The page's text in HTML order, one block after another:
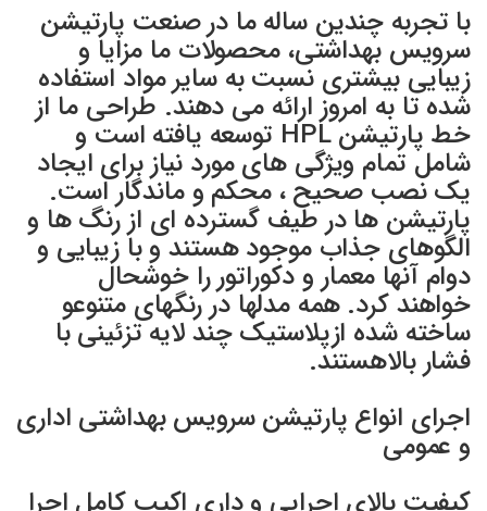
با تجربه چندین ساله ما در صنعت پارتیشن
سرویس بهداشتی، محصولات ما مزایا و
زیبایی بیشتری نسبت به سایر مواد استفاده
شده تا به امروز ارائه می دهند. طراحی ما از
خط پارتیشن HPL توسعه یافته است و
شامل تمام ویژگی های مورد نیاز برای ایجاد
یک نصب صحیح ، محکم و ماندگار است.
پارتیشن ها در طیف گسترده ای از رنگ ها و
الگوهای جذاب موجود هستند و با زیبایی و
دوام آنها معمار و دکوراتور را خوشحال
خواهند کرد. همه مدلها در رنگهای متنوعو
ساخته شده ازپلاستیک چند لایه تزئینی با
فشار بالاهستند.
اجرای انواع پارتیشن سرویس بهداشتی اداری
و عمومی